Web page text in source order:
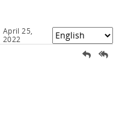
April 25,
2022